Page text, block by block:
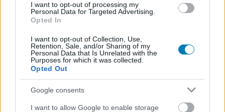
I want to opt-out of processing my
Personal Data for Targeted Advertising.
Opted In
I want to opt-out of Collection, Use,
Retention, Sale, and/or Sharing of my
Personal Data that Is Unrelated with the
Purposes for which it was collected.
Opted Out
Google consents
I want to allow Google to enable storage
#star wars #ai #darth vader #napi büntetés